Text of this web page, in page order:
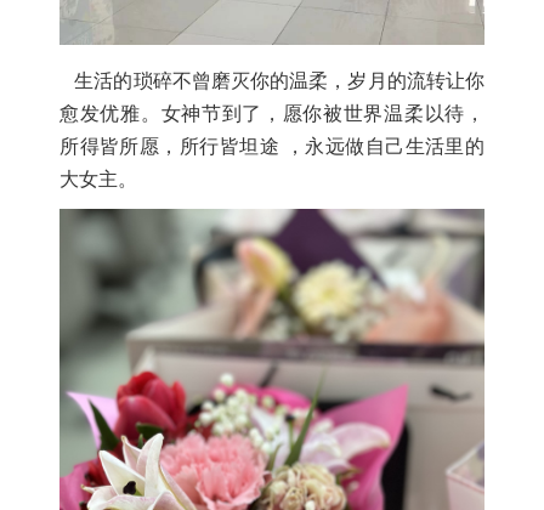
生活的琐碎不曾磨灭你的温柔，岁月的流转让你
愈发优雅。女神节到了，愿你被世界温柔以待，
所得皆所愿，所行皆坦途 ，永远做自己生活里的
大女主。